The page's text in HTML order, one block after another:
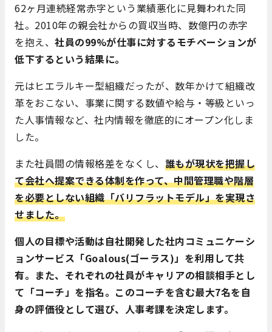
62ヶ月連続経常赤字という業績悪化に見舞われた同
社。2010年の親会社からの買収当時、数億円の赤字
を抱え、 社員の99%が仕事に対するモチベーションが
低下するという結果に。
元はヒエラルキー型組織だったが、数年かけて組織改
革をおこない、事業に関する数値や給与・等級といっ
た人事情報など、社内情報を徹底的にオープン化しま
した。
また社員間の情報格差をなくし、 誰もが現状を把握し
て会社へ提案できる体制を作って、中間管理職や階層
を必要としない組織「バリフラットモデル」を実現さ
せました。
個人の目標や活動は自社開発した社内コミュニケーシ
ョンサービス「Goalous(ゴーラス)」を利用して共
有。また、それぞれの社員がキャリアの相談相手とし
て「コーチ」を指名。このコーチを含む最大7名を自
身の評価役として選び、人事考課を決定します。